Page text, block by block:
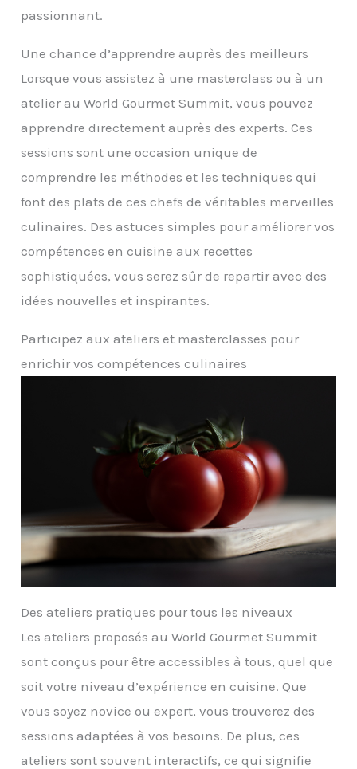
passionnant.
Une chance d’apprendre auprès des meilleurs
Lorsque vous assistez à une masterclass ou à un
atelier au World Gourmet Summit, vous pouvez
apprendre directement auprès des experts. Ces
sessions sont une occasion unique de
comprendre les méthodes et les techniques qui
font des plats de ces chefs de véritables merveilles
culinaires. Des astuces simples pour améliorer vos
compétences en cuisine aux recettes
sophistiquées, vous serez sûr de repartir avec des
idées nouvelles et inspirantes.
Participez aux ateliers et masterclasses pour
enrichir vos compétences culinaires
Des ateliers pratiques pour tous les niveaux
Les ateliers proposés au World Gourmet Summit
sont conçus pour être accessibles à tous, quel que
soit votre niveau d’expérience en cuisine. Que
vous soyez novice ou expert, vous trouverez des
sessions adaptées à vos besoins. De plus, ces
ateliers sont souvent interactifs, ce qui signifie